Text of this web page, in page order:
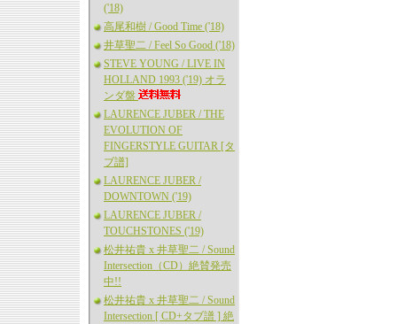
('18)
高尾和樹 / Good Time ('18)
井草聖二 / Feel So Good ('18)
STEVE YOUNG / LIVE IN
HOLLAND 1993 ('19) オラ
ンダ盤
LAURENCE JUBER / THE
EVOLUTION OF
FINGERSTYLE GUITAR [タ
ブ譜]
LAURENCE JUBER /
DOWNTOWN ('19)
LAURENCE JUBER /
TOUCHSTONES ('19)
松井祐貴 x 井草聖二 / Sound
Intersection（CD）絶賛発売
中!!
松井祐貴 x 井草聖二 / Sound
Intersection [ CD+タブ譜 ] 絶